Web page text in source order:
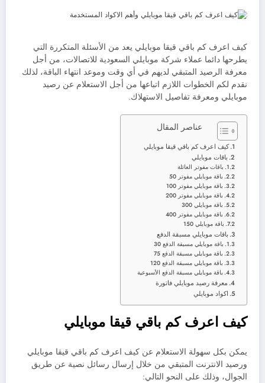
كيف اعرف كم باقي قيقا موبايلي يعد من الأسئلة المتكررة التي
يطرحها دائما عملاء شركة موبايلي السعودية للاتصالات، من أجل
معرفة الرصيد المتبقي لديهم في أي وقت وموعد انتهاء الباقة، لذلك
نقدم لكم الخطوات اللازم اتباعها من أجل الاستعلام عن رصيد
موبايلي ومعرفة تفاصيل الاستهلاك.
عناصر المقال
كيف اعرف كم باقي قيقا موبايلي
باقات موبايلي
باقات مفوتر العائلة
باقة موبايلي مفوتر 50
باقة موبايلي مفوتر 100
باقة موبايلي مفوتر 200
باقة موبايلي 300
باقة موبايلي مفوتر 400
باقة موبايلي 150
باقات موبايلي مسبقة الدفع
باقة موبايلي مسبقة الدفع 30
باقة موبايلي مسبقة الدفع 75
باقة موبايلي مسبقة الدفع 120
باقة موبايلي مسبقة الدفع الأسبوعية
معرفة رصيد موبايلي فاتورة
اكواد موبايلي
كيف اعرف كم باقي قيقا موبايلي
يمكن بكل سهولة الاستعلام عن كيف اعرف كم باقي قيقا موبايلي
ورصيد الانترنت المتبقي من خلال إرسال رسائل نصية عن طريق
الجوال، وذلك على النحو التالي: